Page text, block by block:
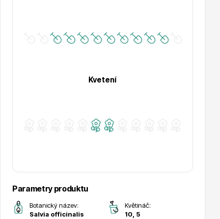
Hortenzie
Azalky a rododendrony
Růže KORDES
Kvetení
Parametry produktu
Botanický název:
Salvia officinalis
Květináč:
10, 5